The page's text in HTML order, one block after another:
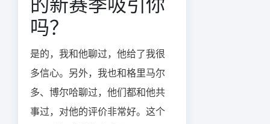
吗？
是的，我和他聊过，他给了我很
多信心。另外，我也和格里马尔
多、博尔哈聊过，他们都和他共
事过，对他的评价非常好。这个